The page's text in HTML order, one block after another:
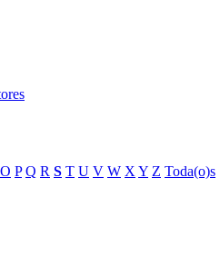
O P Q R S T U V W X Y Z Toda(o)s